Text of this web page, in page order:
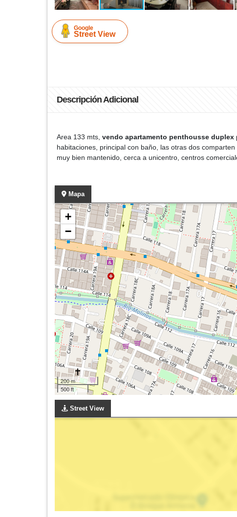
Google
Street View
Descripción Adicional
Area 133 mts, vendo apartamento penthousse duplex
habitaciones, principal con baño, las otras dos
muy bien mantenido, cerca a unicentro, centros
Mapa
+
−
200 m
500 ft
Street View